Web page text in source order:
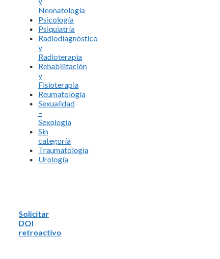
Neonatología
Psicología
Psiquiatría
Radiodiagnóstico
y
Radioterapia
Rehabilitación
y
Fisioterapia
Reumatología
Sexualidad
–
Sexología
Sin
categoría
Traumatología
Urología
Solicitar
DOI
retroactivo